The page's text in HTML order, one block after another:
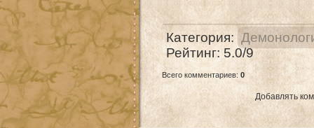
Категория:
Рейтинг: 5.0/9
Всего комментариев: 0
Добавлять